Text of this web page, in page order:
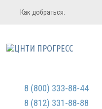
Регистрация
Мы не передаем ваши данные
третьим лицам и не рассылаем
Вход в систему
Как добраться:
8 (800) 333-88-44
8 (812) 331-88-88